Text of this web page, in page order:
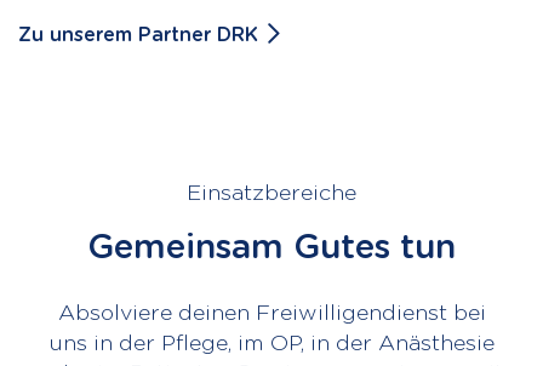
Zu unserem Partner DRK
Gemeinsam Gutes tun
Einsatzbereiche
Absolviere deinen Freiwilligendienst bei
uns in der Pflege, im OP, in der Anästhesie